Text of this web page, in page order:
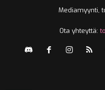
Mediamyynti,
Ota yhteyttä: